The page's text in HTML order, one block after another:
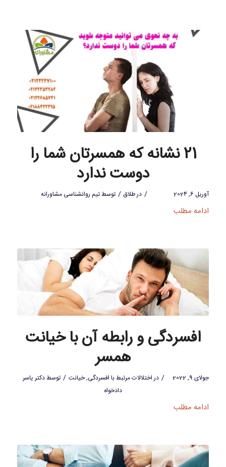
21 نشانه که همسرتان شما را
دوست ندارد
آوریل 6, 2024 / درطلاق / توسطتیم روانشناسی مشاورانه
ادامه مطلب
افسردگی و رابطه آن با خیانت
همسر
جولای 9, 2022 / در اختلالات مرتبط با افسردگی,خیانت / توسطدکتر یاسر
دادخواه
ادامه مطلب